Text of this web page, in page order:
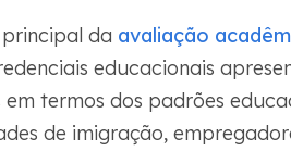
da avaliação
educacionais
em termos dos padrões
de imigração,